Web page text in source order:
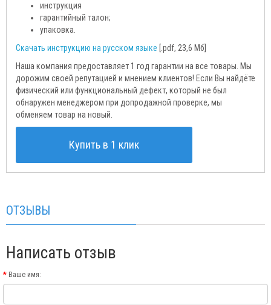
инструкция
гарантийный талон;
упаковка.
Скачать инструкцию на русском языке [.pdf, 23,6 Мб]
Наша компания предоставляет 1 год гарантии на все товары. Мы
дорожим своей репутацией и мнением клиентов! Если Вы найдёте
физический или функциональный дефект, который не был
обнаружен менеджером при допродажной проверке, мы
обменяем товар на новый.
Купить в 1 клик
ОТЗЫВЫ
Написать отзыв
Ваше имя: